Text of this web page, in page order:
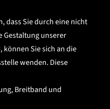
dass Sie durch eine nicht
Gestaltung unserer
Sie sich an die
wenden. Diese
Breitband und